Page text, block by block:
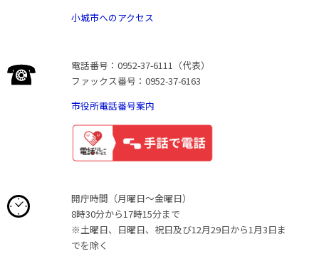
小城市へのアクセス
電話番号：0952-37-6111（代表）
ファックス番号：0952-37-6163
市役所電話番号案内
開庁時間（月曜日〜金曜日）
8時30分から17時15分まで
※土曜日、日曜日、祝日及び12月29日から1月3日ま
でを除く